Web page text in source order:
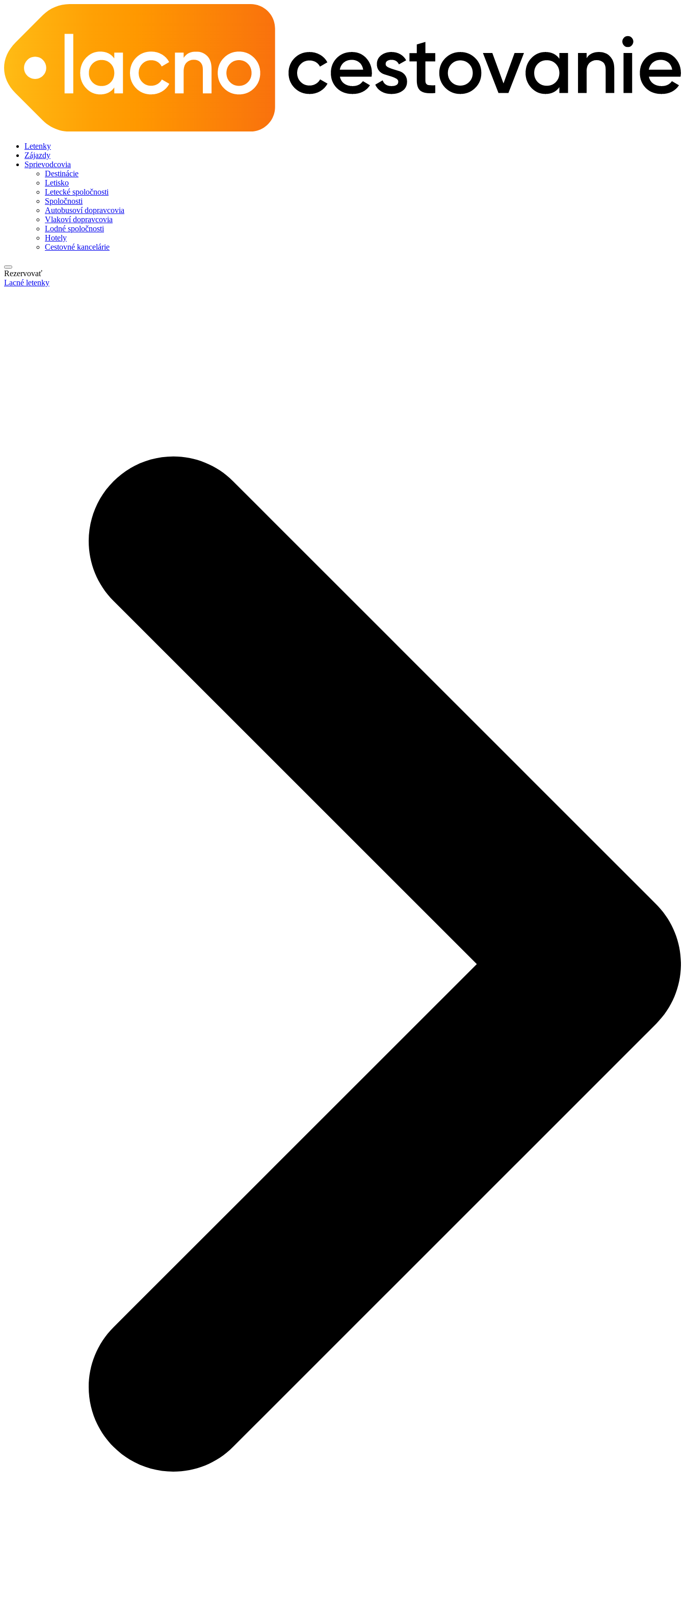
Letenky
Zájazdy
Sprievodcovia
Destinácie
Letisko
Letecké spoločnosti
Spoločnosti
Autobusoví dopravcovia
Vlakoví dopravcovia
Lodné spoločnosti
Hotely
Cestovné kancelárie
Rezervovať
Lacné letenky